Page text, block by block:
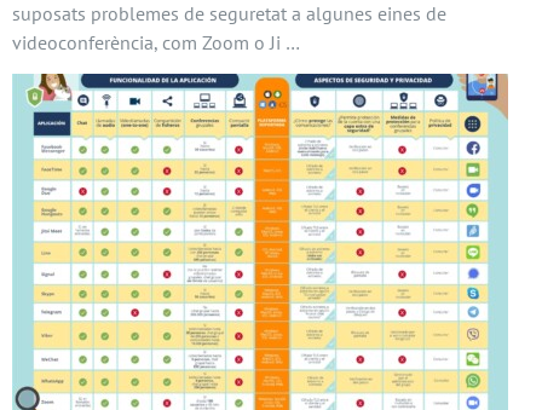
suposats problemes de seguretat a algunes eines de
videoconferència, com Zoom o Ji …